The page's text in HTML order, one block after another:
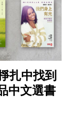
扎中找到
中文選書